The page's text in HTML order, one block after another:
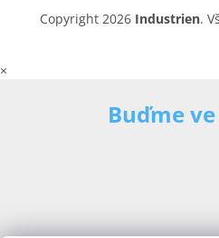
Copyright 2026 Industrien.
×
Buďme